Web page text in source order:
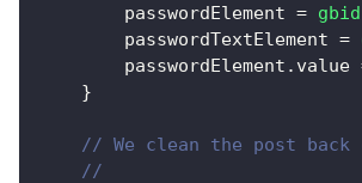
        passwordElement
= gbid
        passwordTextElement
=
        passwordElement
. value
}
// We clean the post
//